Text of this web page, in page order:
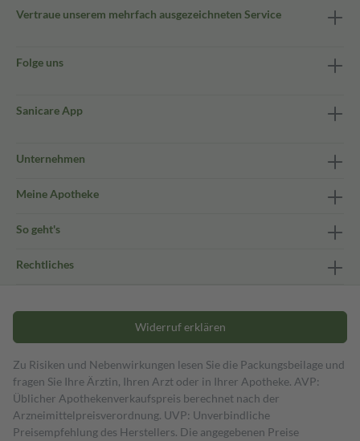
Vertraue unserem mehrfach ausgezeichneten Service
Folge uns
Sanicare App
Unternehmen
Meine Apotheke
So geht's
Rechtliches
Widerruf erklären
Zu Risiken und Nebenwirkungen lesen Sie die Packungsbeilage und
fragen Sie Ihre Ärztin, Ihren Arzt oder in Ihrer Apotheke. AVP:
Üblicher Apothekenverkaufspreis berechnet nach der
Arzneimittelpreisverordnung. UVP: Unverbindliche
Preisempfehlung des Herstellers. Die angegebenen Preise